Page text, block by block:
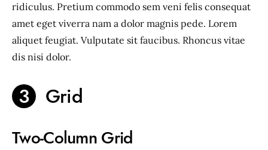
ridiculus. Pretium commodo sem veni felis consequat
amet eget viverra nam a dolor magnis pede. Lorem
aliquet feugiat. Vulputate sit faucibus. Rhoncus vitae
dis nisi dolor.
Grid
Two-Column Grid